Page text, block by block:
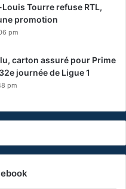
Tourre refuse RTL,
promotion
pm
carton assuré pour Prime
journée de Ligue 1
pm